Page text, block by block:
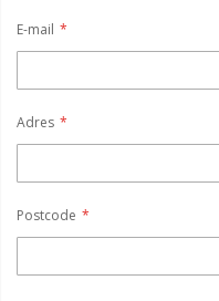
E-mail
Adres
Postcode